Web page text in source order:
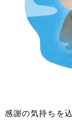
感謝の気持ちを